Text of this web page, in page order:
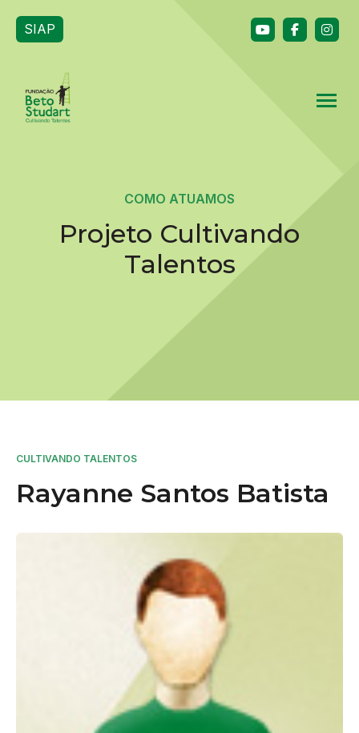
SIAP
COMO ATUAMOS
Projeto Cultivando
Talentos
CULTIVANDO TALENTOS
Rayanne Santos Batista